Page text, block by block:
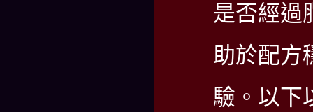
是否經過
助於配方
驗。以下